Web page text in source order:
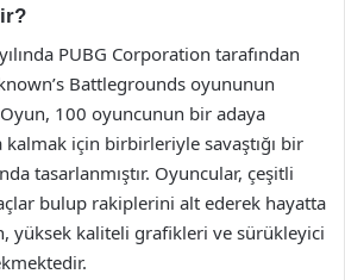
PUBG Corporation tarafından
Battlegrounds oyununun
100 oyuncunun bir adaya
kalmak için birbirleriyle savaştığı bir
tasarlanmıştır. Oyuncular, çeşitli
bulup rakiplerini alt ederek hayatta
yüksek kaliteli grafikleri ve sürükleyici